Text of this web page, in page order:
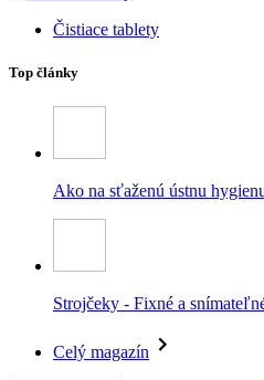
Čistiace tablety
Top články
Ako na sťaženú ústnu
Strojčeky - Fixné a
Celý magazín